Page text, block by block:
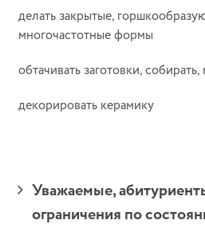
делать закрытые,
многочастотные формы
обтачивать заготовки,
декорировать керамику
Уважаемые,
ограничения по